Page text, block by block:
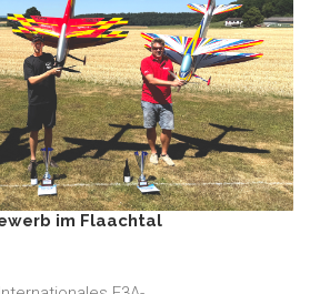
im Flaachtal